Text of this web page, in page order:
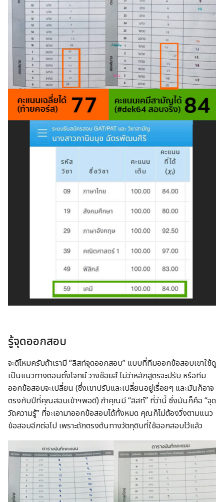
รู้จุดออกสอบ
จะดีไหมครับถ้าเรามี “ลิสท์จุดออกสอบ” แบบที่ทีมออกข้อสอบเขาใช้ดู
เป็นแนวทางตอนตั้งโจทย์ วางช๊อยส์ ไม่ว่าหลักสูตรจะปรับ หรือทีม
ออกข้อสอบจะเปลี่ยน (ซึ่งเขาปรับและเปลี่ยนอยู่เรื่อยๆ และมันก็อาจ
ตรงกับปีที่คุณสอบเข้าฯพอดี) ถ้าคุณมี “ลิสท์” ที่ว่านี้ ซึ่งมันก็คือ “จุด
วัดความรู้” ที่จะเอามาออกข้อสอบได้ทั้งหมด คุณก็ไม่ต้องวิ่งตามแนว
ข้อสอบอีกต่อไป เพราะดักตรงต้นทางวัตถุดิบที่ใช้ออกสอบไว้แล้ว